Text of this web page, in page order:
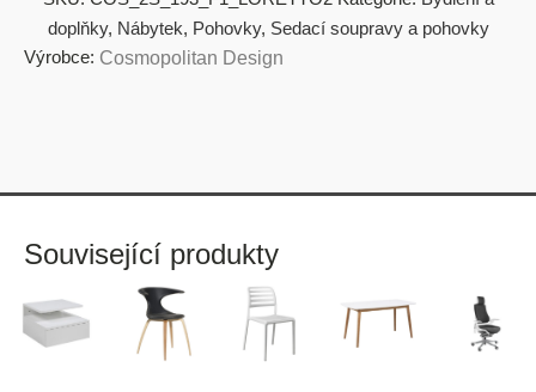
doplňky, Nábytek, Pohovky, Sedací soupravy a pohovky
Výrobce: Cosmopolitan Design
Související produkty